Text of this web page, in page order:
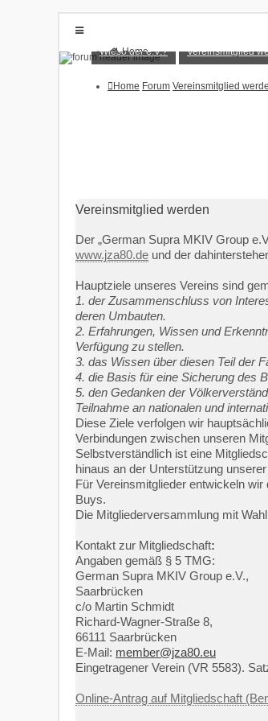
Home
Forum
Vereinsmitglied werden
Wieso der e.V.? Vereinsmitglied
Home Forum Vereinsmitglied
Vereinsmitglied werden
Der „German Supra MKIV Group
www.jza80.de und der
Hauptziele unseres Vereins sind
1. der Zusammenschluss von
deren Umbauten.
2. Erfahrungen, Wissen und
Verfügung zu stellen.
3. das Wissen über diesen Teil der
4. die Basis für eine Sicherung des
5. den Gedanken der
Teilnahme an nationalen und
Diese Ziele verfolgen wir
Verbindungen zwischen unseren
Selbstverständlich ist eine
hinaus an der Unterstützung
Für Vereinsmitglieder entwickeln
Buys.
Die Mitgliederversammlung mit
Kontakt zur Mitgliedschaft:
Angaben gemäß § 5 TMG:
German Supra MKIV Group e.V.,
Saarbrücken
c/o Martin Schmidt
Richard-Wagner-Straße 8,
66111 Saarbrücken
E-Mail: member@jza80.eu
Eingetragener Verein (VR 5583).
Online-Antrag auf Mitgliedschaft